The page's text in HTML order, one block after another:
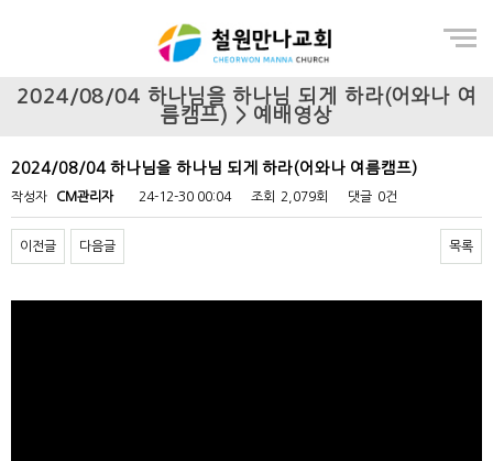
2024/08/04 하나님을 하나님 되게 하라(어와나 여
름캠프) > 예배영상
2024/08/04 하나님을 하나님 되게 하라(어와나 여름캠프)
작성자 CM관리자 24-12-30 00:04 조회 2,079회 댓글 0건
이전글 다음글 목록